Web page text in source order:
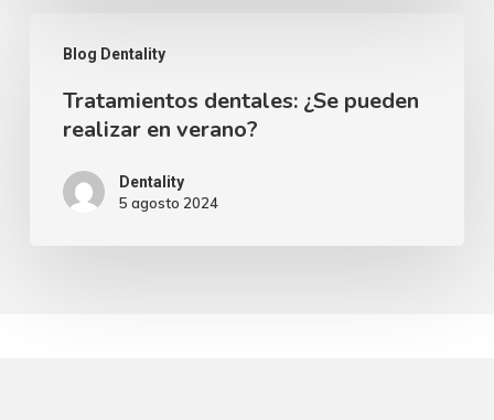
COLEBlog Dentality
dentales:
pueden
realizar
Tratamientos dentales: ¿Se pueden
realizar en verano?
Dentality
5 agosto 2024